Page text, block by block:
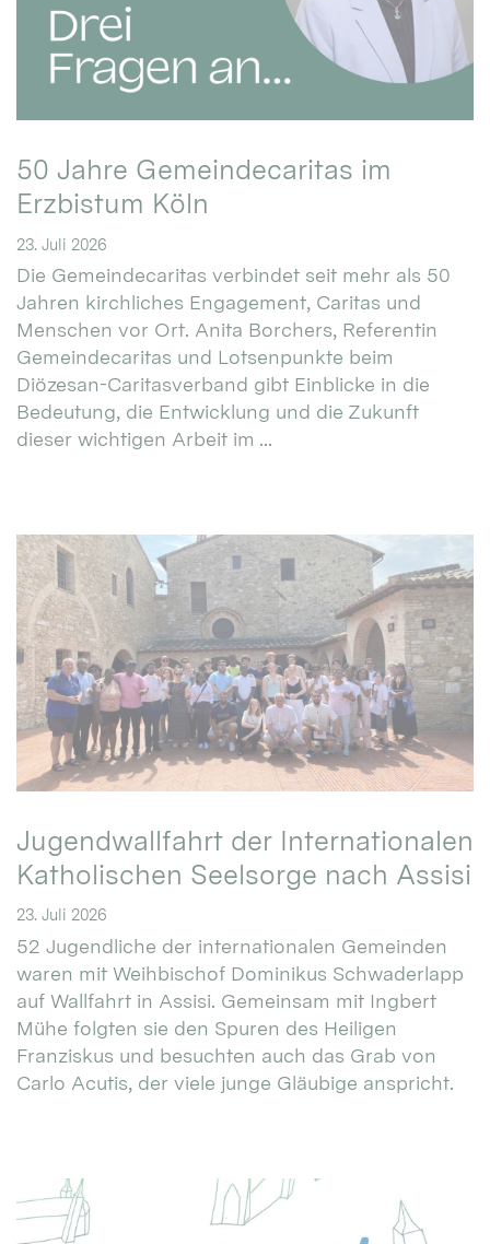
50 Jahre Gemeindecaritas im
Erzbistum Köln
23. Juli 2026
Die Gemeindecaritas verbindet seit mehr als 50
Jahren kirchliches Engagement, Caritas und
Menschen vor Ort. Anita Borchers, Referentin
Gemeindecaritas und Lotsenpunkte beim
Diözesan-Caritasverband gibt Einblicke in die
Bedeutung, die Entwicklung und die Zukunft
dieser wichtigen Arbeit im ...
Jugendwallfahrt der Internationalen
Katholischen Seelsorge nach Assisi
23. Juli 2026
52 Jugendliche der internationalen Gemeinden
waren mit Weihbischof Dominikus Schwaderlapp
auf Wallfahrt in Assisi. Gemeinsam mit Ingbert
Mühe folgten sie den Spuren des Heiligen
Franziskus und besuchten auch das Grab von
Carlo Acutis, der viele junge Gläubige anspricht.